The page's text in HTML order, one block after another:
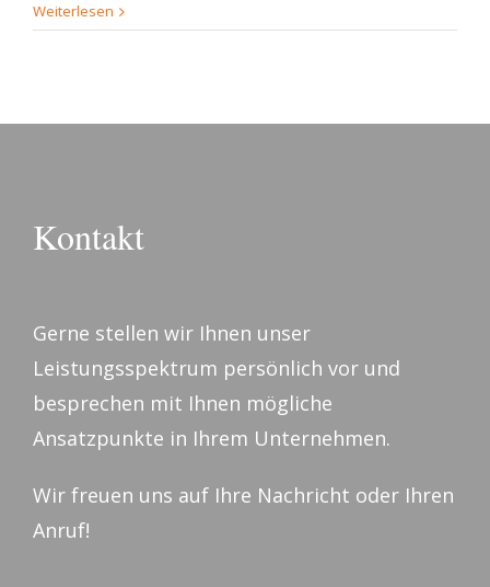
Weiterlesen
Kontakt
Gerne stellen wir Ihnen unser
Leistungsspektrum persönlich vor und
besprechen mit Ihnen mögliche
Ansatzpunkte in Ihrem Unternehmen.
Wir freuen uns auf Ihre Nachricht oder Ihren
Anruf!